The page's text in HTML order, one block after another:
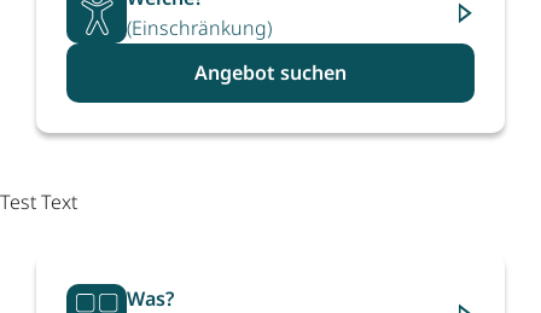
(Einschränkung)
Angebot suchen
Test Text
Was?